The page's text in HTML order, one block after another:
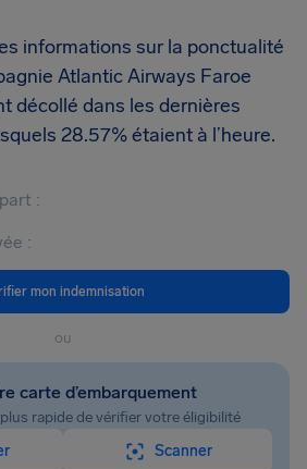
informations sur la ponctualité
Atlantic Airways Faroe
décollé dans les dernières
28.57% étaient à l’heure.
mon indemnisation
ou
carte d’embarquement
rapide de vérifier votre éligibilité
Scanner